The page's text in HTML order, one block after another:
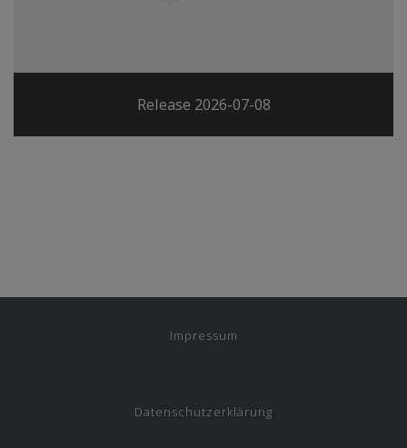
Release 2026-07-08
Impressum
Datenschutzerklärung